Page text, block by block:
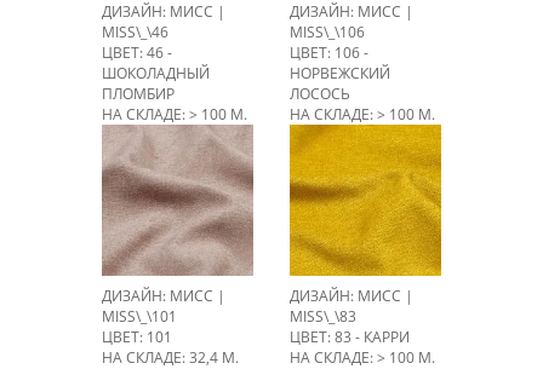
ДИЗАЙН: МИСС |
MISS\_\46
ЦВЕТ: 46 -
ШОКОЛАДНЫЙ
ПЛОМБИР
НА СКЛАДЕ: > 100 М.
ДИЗАЙН: МИСС |
MISS\_\106
ЦВЕТ: 106 -
НОРВЕЖСКИЙ
ЛОСОСЬ
НА СКЛАДЕ: > 100 М.
ДИЗАЙН: МИСС |
MISS\_\101
ЦВЕТ: 101
НА СКЛАДЕ: 32,4 М.
ДИЗАЙН: МИСС |
MISS\_\83
ЦВЕТ: 83 - КАРРИ
НА СКЛАДЕ: > 100 М.